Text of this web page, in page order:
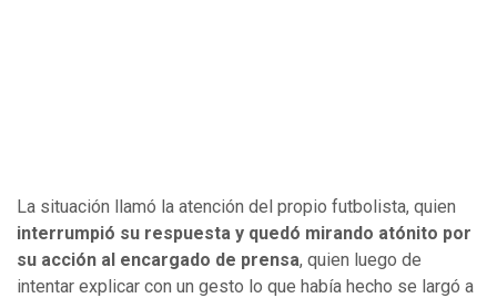
La situación llamó la atención del propio futbolista, quien
interrumpió su respuesta y quedó mirando atónito por
su acción al encargado de prensa, quien luego de
intentar explicar con un gesto lo que había hecho se largó a